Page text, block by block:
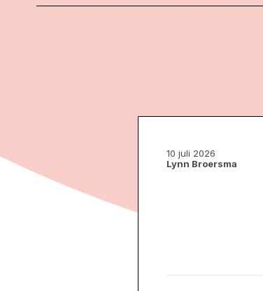
10 juli 2026
Lynn Broersma